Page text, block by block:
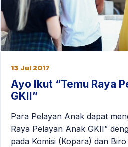
13 Jul 2017
Ayo Ikut “Temu Raya
GKII”
Para Pelayan Anak dapat
Raya Pelayan Anak GKII”
pada Komisi (Kopara) dan